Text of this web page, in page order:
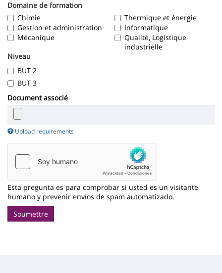
Domaine de formation
Chimie
Gestion et administration
Mécanique
Thermique et énergie
Informatique
Qualité, Logistique
industrielle
Niveau
BUT 2
BUT 3
Document associé
Upload requirements
Esta pregunta es para comprobar si usted es un visitante
humano y prevenir envíos de spam automatizado.
Soumettre